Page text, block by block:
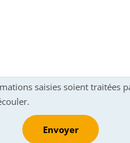
saisies soient traitées
Envoyer